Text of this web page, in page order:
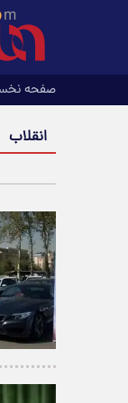
صفحه
انقلاب